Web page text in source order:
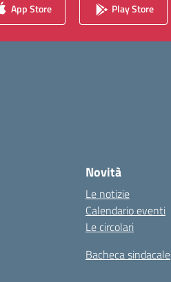
App Store Play Store
Novità
Le notizie
Calendario eventi
Le circolari
Bacheca sindacale